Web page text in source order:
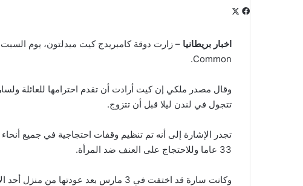
فيسبوك
اخبار بريطانيا
Common.
وقال مصدر ملكي إن كيت أرادت أن تقدم احترامها للعائلة
تتجول في لندن ليلا قبل أن تتزوج.
تجدر الإشارة إلى أنه تم تنظيم وقفات احتجاجية في جميع
33 عاما وللاحتجاج على العنف ضد المرأة.
وكانت سارة قد اختفت في 3 مارس بعد عودتها